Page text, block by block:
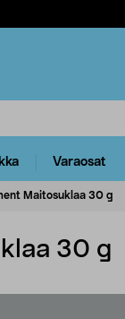
Varaosat
Maitosuklaa 30 g
30 g